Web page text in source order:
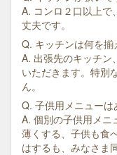
A. コンロ２口以上で
丈夫です。
Q. キッチンは何を揃
A. 出張先のキッチン
いただきます。特別
ん。
Q. 子供用メニューは
A. 個別の子供用メニ
薄くする、子供も食
はするも、みなさま